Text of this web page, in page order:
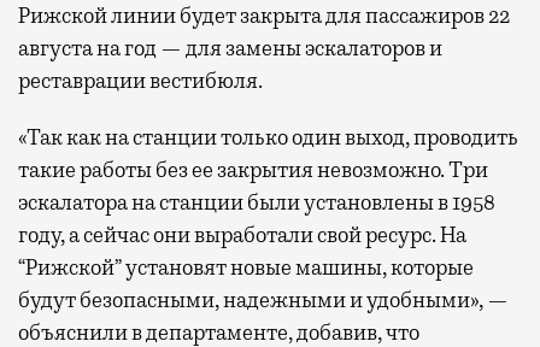
Рижской линии будет закрыта для пассажиров 22
августа на год — для замены эскалаторов и
реставрации вестибюля.
«Так как на станции только один выход, проводить
такие работы без ее закрытия невозможно. Три
эскалатора на станции были установлены в 1958
году, а сейчас они выработали свой ресурс. На
“Рижской” установят новые машины, которые
будут безопасными, надежными и удобными», —
объяснили в департаменте, добавив, что